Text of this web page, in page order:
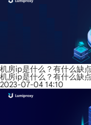
机房ip是什么？有什么缺
机房ip是什么？有什么缺
2023-07-04 14:10